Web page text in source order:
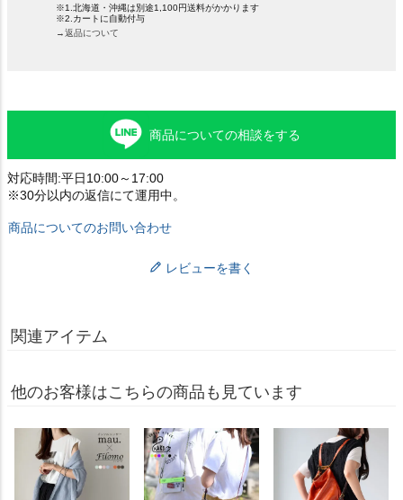
※1.北海道・沖縄は別途1,100円送料がかかります
※2.カートに自動付与
→返品について
商品についての相談をする
対応時間:平日10:00～17:00
※30分以内の返信にて運用中。
商品についてのお問い合わせ
レビューを書く
関連アイテム
他のお客様はこちらの商品も見ています